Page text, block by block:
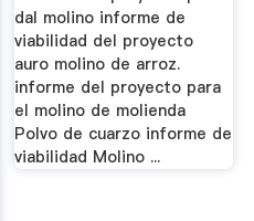
dal molino informe de
viabilidad del proyecto
auro molino de arroz.
informe del proyecto para
el molino de molienda
Polvo de cuarzo informe de
viabilidad Molino ...